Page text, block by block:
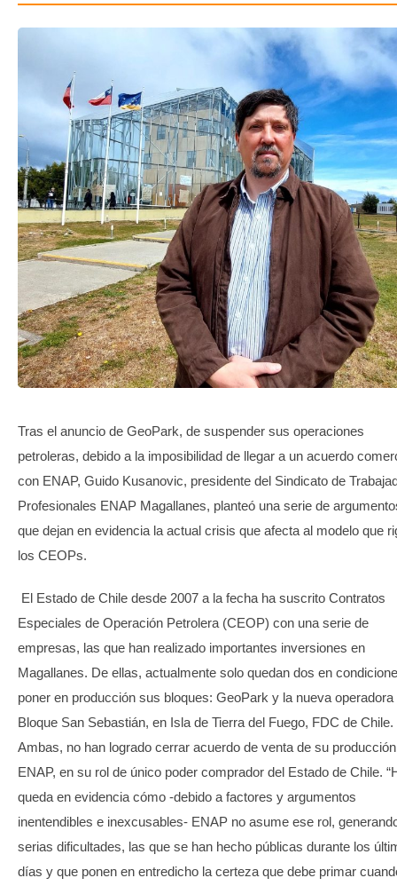
VIDEOS
GALERIA DE FOTOS
APP MÓVIL
TRANSPARENCIA
Tras el anuncio de GeoPark, de suspender sus operaciones
petroleras, debido a la imposibilidad de llegar a un acuerdo
con ENAP, Guido Kusanovic, presidente del Sindicato de
Profesionales ENAP Magallanes, planteó una serie de
que dejan en evidencia la actual crisis que afecta al modelo que
los CEOPs.
El Estado de Chile desde 2007 a la fecha ha suscrito Contratos
Especiales de Operación Petrolera (CEOP) con una serie de
empresas, las que han realizado importantes inversiones en
Magallanes. De ellas, actualmente solo quedan dos en
poner en producción sus bloques: GeoPark y la nueva operadora
Bloque San Sebastián, en Isla de Tierra del Fuego, FDC de Chile.
Ambas, no han logrado cerrar acuerdo de venta de su
ENAP, en su rol de único poder comprador del Estado de Chile.
queda en evidencia cómo -debido a factores y argumentos
inentendibles e inexcusables- ENAP no asume ese rol,
serias dificultades, las que se han hecho públicas durante los
días y que ponen en entredicho la certeza que debe primar